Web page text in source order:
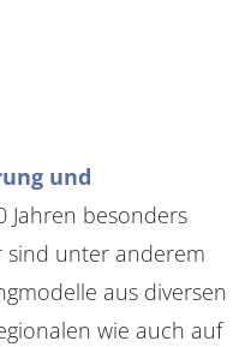
und
Jahren besonders
sind unter anderem
aus diversen
wie auch auf